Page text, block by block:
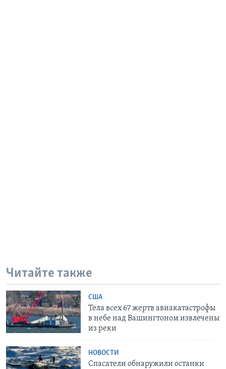
Читайте также
США
Тела всех 67 жертв авиакатастрофы
в небе над Вашингтоном извлечены
из реки
НОВОСТИ
Спасатели обнаружили останки